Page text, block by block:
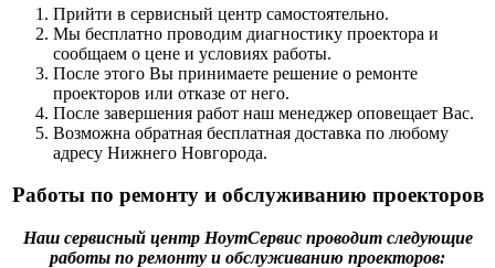
Прийти в сервисный центр самостоятельно.
Мы бесплатно проводим диагностику проектора и
сообщаем о цене и условиях работы.
После этого Вы принимаете решение о ремонте
проекторов или отказе от него.
После завершения работ наш менеджер оповещает Вас.
Возможна обратная бесплатная доставка по любому
адресу Нижнего Новгорода.
Работы по ремонту и обслуживанию проекторов
Наш сервисный центр НоутСервис проводит следующие
работы по ремонту и обслуживанию проекторов: